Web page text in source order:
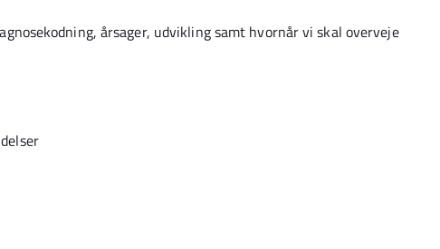
årsager, udvikling samt hvornår vi skal overveje